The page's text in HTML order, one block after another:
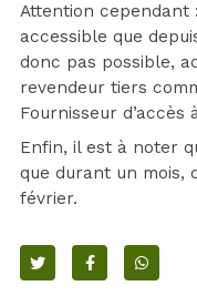
Attention cependant
accessible que
donc pas possible,
revendeur tiers
Fournisseur d’accès
Enfin, il est à noter
que durant un mois,
février.